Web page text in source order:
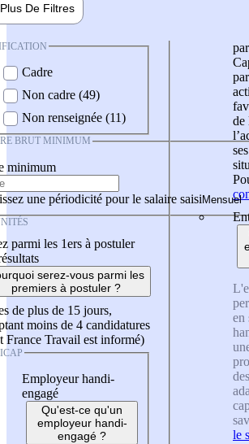
Plus De Filtres
Cadre
Non cadre (49)
Non renseignée (11)
BRUT MINIMUM
minimum
une périodicité pour le salaire saisi
parmi les 1ers à postuler
serez-vous parmi les
premiers à postuler ?
de plus de 15 jours,
moins de 4 candidatures
France Travail est informé)
Employeur handi-
engagé
Qu'est-ce qu'un
employeur handi-
engagé ?
de
en
le